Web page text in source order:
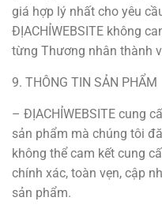
giá hợp lý nhất cho yêu
ĐỊACHỈWEBSITE không
từng Thương nhân thành
9. THÔNG TIN SẢN PHẨM
– ĐỊACHỈWEBSITE cung
sản phẩm mà chúng tôi
không thể cam kết cung
chính xác, toàn vẹn, cập
sản phẩm.